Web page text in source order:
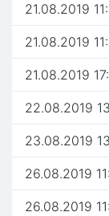
21.08.2019
21.08.2019
21.08.2019
22.08.2019
23.08.2019
26.08.2019
26.08.2019